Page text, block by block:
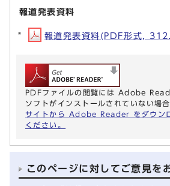
報道発表資料
報道発表資料(PDF形式,
PDFファイルの閲覧には Adobe
ソフトがインストールされていない場合
サイトから Adobe Reader をダウン
ください。
このページに対してご意見を